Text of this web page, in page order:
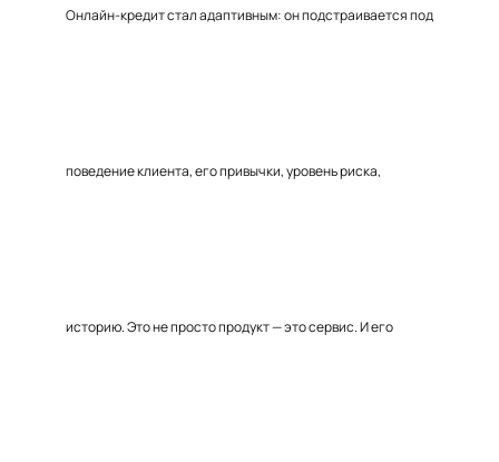
Онлайн-кредит стал адаптивным: он подстраивается под
поведение клиента, его привычки, уровень риска,
историю. Это не просто продукт — это сервис. И его